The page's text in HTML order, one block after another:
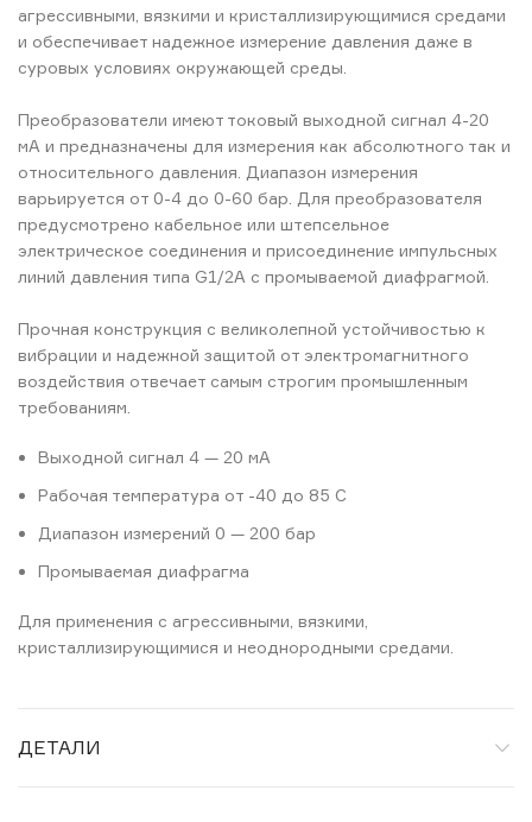
агрессивными, вязкими и кристаллизирующимися средами
и обеспечивает надежное измерение давления даже в
суровых условиях окружающей среды.
Преобразователи имеют токовый выходной сигнал 4-20
мA и предназначены для измерения как абсолютного так и
относительного давления. Диапазон измерения
варьируется от 0-4 до 0-60 бар. Для преобразователя
предусмотрено кабельное или штепсельное
электрическое соединения и присоединение импульсных
линий давления типа G1/2A с промываемой диафрагмой.
Прочная конструкция с великолепной устойчивостью к
вибрации и надежной защитой от электромагнитного
воздействия отвечает самым строгим промышленным
требованиям.
Выходной сигнал 4 — 20 мA
Рабочая температура от -40 до 85 C
Диапазон измерений 0 — 200 бар
Промываемая диафрагма
Для применения с агрессивными, вязкими,
кристаллизирующимися и неоднородными средами.
ДЕТАЛИ